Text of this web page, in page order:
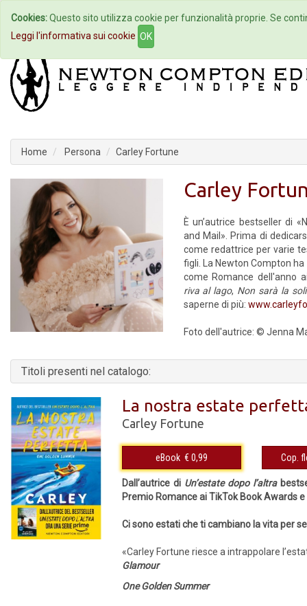
Home Autori Eventi
Home Persona Carley Fortune
Carley
È un’autrice bestseller di
and Mail». Prima di
come redattrice per varie
figli. La Newton Compton
come Romance dell'anno
riva al lago, Non sarà la
saperne di più:
Foto dell'autrice: © Jenna
Titoli presenti nel catalogo:
La nostra estate
Carley Fortune
eBook € 0,99
Dall’autrice di Un’estate dopo l’altra
Premio Romance ai TikTok Book Awards
Ci sono estati che ti cambiano la vita per
«Carley Fortune riesce a intrappolare
Glamour
One Golden Summer
Cookies:Questo sito utilizza cookie per funzionalità proprie. Se
Leggi l'informativa sui cookie OK